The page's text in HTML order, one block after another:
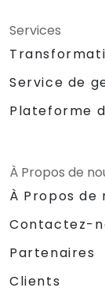
Services
Service de
Plateforme
À Propos de
À Propos de
Contactez-
Partenaires
Clients